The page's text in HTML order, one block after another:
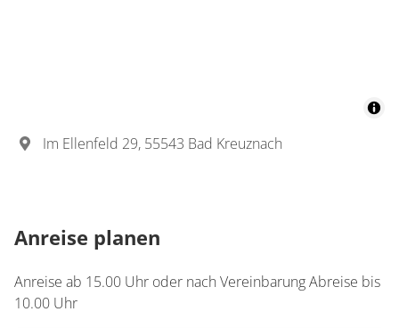
Im Ellenfeld 29, 55543 Bad Kreuznach
Anreise planen
Anreise ab 15.00 Uhr oder nach Vereinbarung Abreise bis
10.00 Uhr